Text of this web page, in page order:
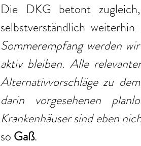
Die DKG betont
selbstverständlich
Sommerempfang werden
aktiv bleiben. Alle
Alternativvorschläge zu
darin vorgesehenen
Krankenhäuser sind eben
so Gaß.